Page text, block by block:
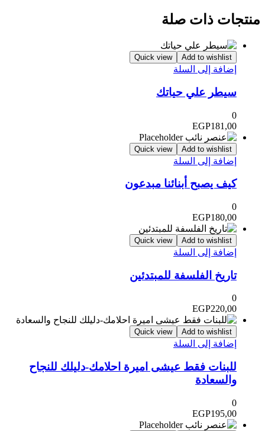
منتجات ذات صلة
Add to wishlist
Quick view
إضافة إلى السلة
سيطر علي حياتك
0
EGP181,00
Add to wishlist
Quick view
إضافة إلى السلة
كيف يصبح أبنائنا مبدعون
0
EGP180,00
Add to wishlist
Quick view
إضافة إلى السلة
تاريخ الفلسفة للمبتدئين
0
EGP220,00
Add to wishlist
Quick view
إضافة إلى السلة
للبنات فقط عيشى اميرة احلامك-دليلك للنجاح
والسعادة
0
EGP195,00